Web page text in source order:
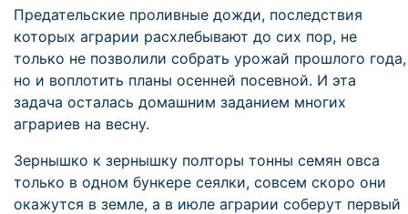
Предательские проливные дожди, последствия
которых аграрии расхлебывают до сих пор, не
только не позволили собрать урожай прошлого года,
но и воплотить планы осенней посевной. И эта
задача осталась домашним заданием многих
аграриев на весну.
Зернышко к зернышку полторы тонны семян овса
только в одном бункере сеялки, совсем скоро они
окажутся в земле, а в июле аграрии соберут первый